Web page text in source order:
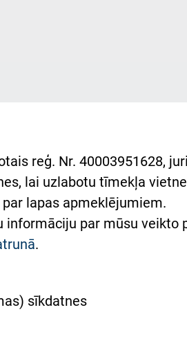
reģ. Nr. 40003951628,
lai uzlabotu tīmekļa
lapas apmeklējumiem.
par mūsu veikto
.
sīkdatnes